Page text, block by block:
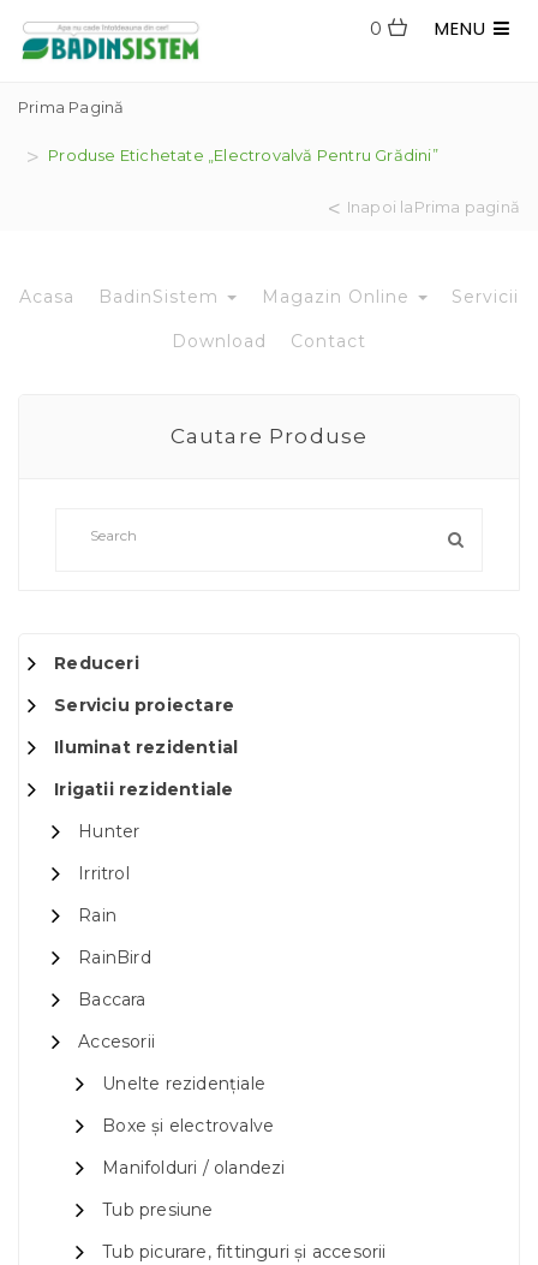
MENU
0
Prima Pagină
Produse Etichetate „Electrovalvă Pentru Grădini”
Inapoi laPrima pagină
Acasa BadinSistem Magazin Online Servicii
Download Contact
Cautare Produse
Reduceri
Serviciu proiectare
Iluminat rezidential
Irigatii rezidentiale
Hunter
Irritrol
Rain
RainBird
Baccara
Accesorii
Unelte rezidențiale
Boxe și electrovalve
Manifolduri / olandezi
Tub presiune
Tub picurare, fittinguri și accesorii